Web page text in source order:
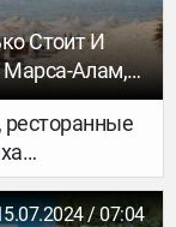
Стоит И
Марса-Алам,
ресторанные
где NV
/ 07:04